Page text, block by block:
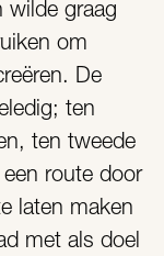
wilde graag
om
De
ten
ten tweede
route door
laten maken
met als doel